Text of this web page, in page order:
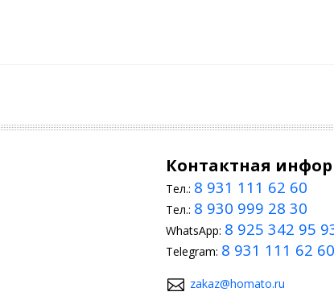
Контактная
Тел.: 8 931 111 62 60
Тел.: 8 930 999 28 30
WhatsApp: 8 925 342 95
Telegram: 8 931 111 62 60
zakaz@homato.ru